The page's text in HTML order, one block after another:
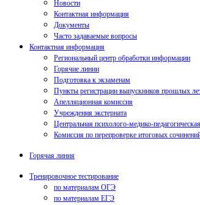
Новости
Контактная информация
Документы
Часто задаваемые вопросы
Контактная информация
Региональный центр обработки информации
Горячие линии
Подготовка к экзаменам
Пункты регистрации выпускников прошлых
Апелляционная комиссия
Учреждения экстерната
Центральная психолого-медико-
Комиссия по перепроверке итоговых
Горячая линия
Тренировочное тестирование
по материалам ОГЭ
по материалам ЕГЭ